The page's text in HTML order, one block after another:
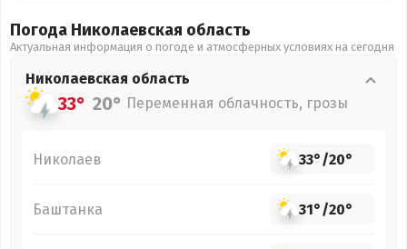
Погода Николаевская область
Актуальная информация о погоде и атмосферных условиях на сегодня
Николаевская область
33° 20° Переменная облачность, грозы
Николаев 33°/20°
Баштанка 31°/20°